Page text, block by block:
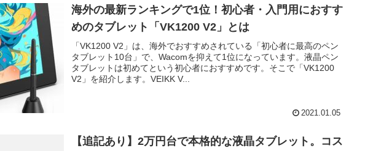
海外の最新ランキングで1位！初心者・入門用におすす
めのタブレット「VK1200 V2」とは
「VK1200 V2」は、海外でおすすめされている「初心者に最高のペン
タブレット10台」で、Wacomを抑えて1位になっています。液晶ペン
タブレットは初めてという初心者におすすめです。そこで「VK1200
V2」を紹介します。VEIKK V...
2021.01.05
【追記あり】2万円台で本格的な液晶タブレット。コス